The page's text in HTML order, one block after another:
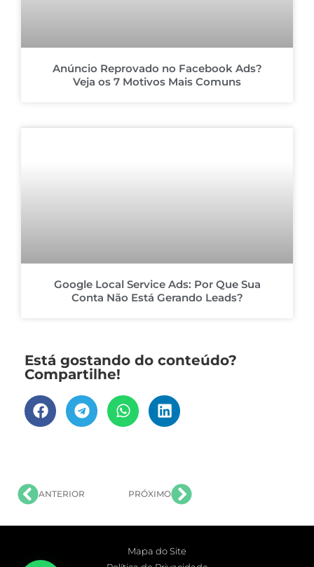
Anúncio Reprovado no Facebook Ads?
Veja os 7 Motivos Mais Comuns
Google Local Service Ads: Por Que Sua
Conta Não Está Gerando Leads?
Está gostando do conteúdo?
Compartilhe!
ANTERIOR PRÓXIMO
Mapa do Site